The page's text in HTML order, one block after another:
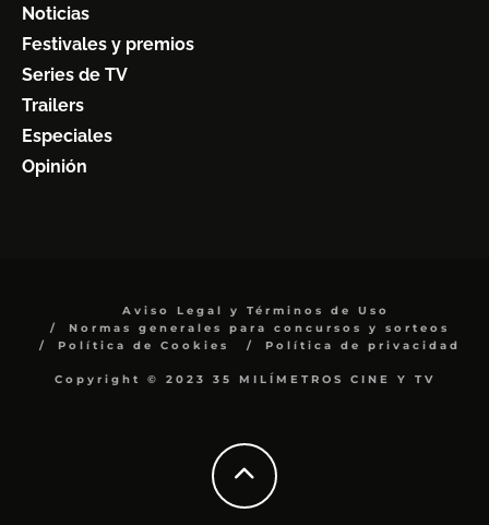
Noticias
Festivales y premios
Series de TV
Trailers
Especiales
Opinión
Aviso Legal y Términos de Uso
Normas generales para concursos y sorteos
Política de Cookies
Política de privacidad
Copyright © 2023 35 MILÍMETROS CINE Y TV